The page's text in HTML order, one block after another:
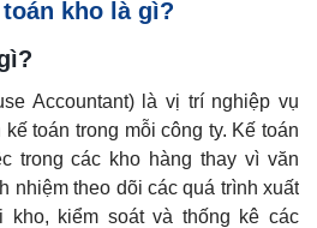
kho là gì?
Accountant) là vị trí nghiệp vụ
toán trong mỗi công ty. Kế toán
trong các kho hàng thay vì văn
nhiệm theo dõi các quá trình xuất
kho, kiểm soát và thống kê các